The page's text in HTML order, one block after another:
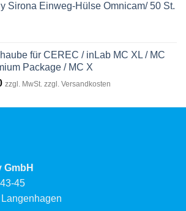
Sirona Einweg-Hülse Omnicam/ 50 St.
für CEREC / inLab MC XL / MC
Package / MC X
zzgl. MwSt. zzgl. Versandkosten
GmbH
45